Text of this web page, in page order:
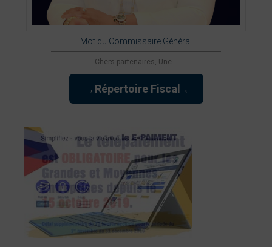
Mot du Commissaire Général
Chers partenaires, Une ...
→Répertoire Fiscal ←